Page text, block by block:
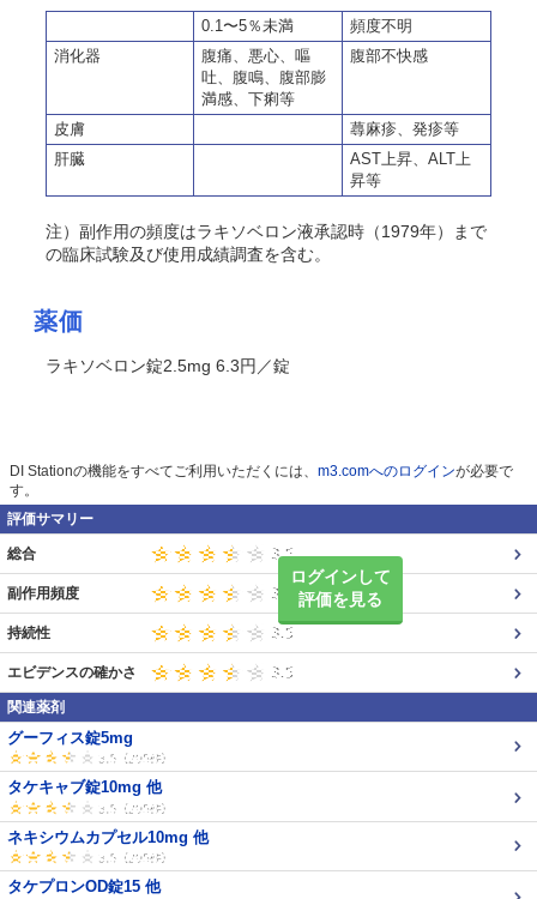
0.1〜5％未満
頻度不明
消化器
腹痛、悪心、嘔
吐、腹鳴、腹部膨
満感、下痢等
腹部不快感
皮膚
蕁麻疹、発疹等
肝臓
AST上昇、ALT上
昇等
注）副作用の頻度はラキソベロン液承認時（1979年）まで
の臨床試験及び使用成績調査を含む。
薬価
ラキソベロン錠2.5mg 6.3円／錠
DI Stationの機能をすべてご利用いただくには、 m3.comへのログインが必要で
す。
評価サマリー
ログインして
評価を見る
総合
副作用頻度
持続性
エビデンスの確かさ
関連薬剤
グーフィス錠5mg
タケキャブ錠10mg 他
ネキシウムカプセル10mg 他
タケプロンOD錠15 他